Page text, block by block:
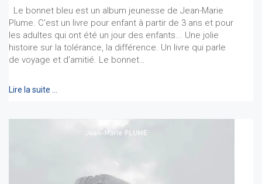
Le bonnet bleu est un album jeunesse de Jean-Marie
Plume. C'est un livre pour enfant à partir de 3 ans et pour
les adultes qui ont été un jour des enfants... Une jolie
histoire sur la tolérance, la différence. Un livre qui parle
de voyage et d'amitié. Le bonnet…
Lire la suite …